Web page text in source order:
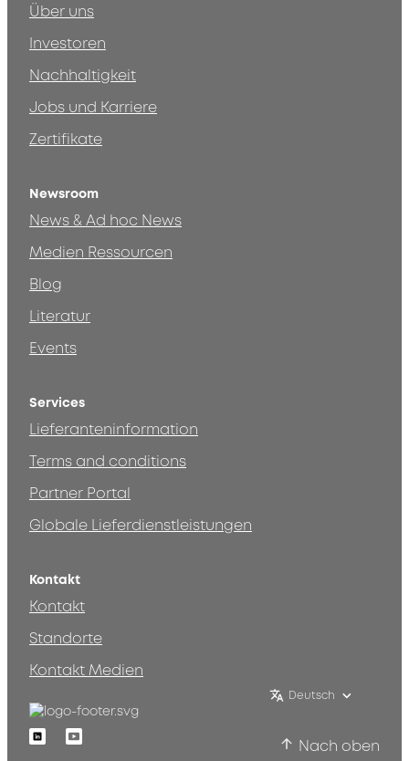
Über uns
Investoren
Nachhaltigkeit
Jobs und Karriere
Zertifikate
Newsroom
News & Ad hoc News
Medien Ressourcen
Blog
Literatur
Events
Services
Lieferanteninformation
Terms and conditions
Partner Portal
Globale Lieferdienstleistungen
Kontakt
Kontakt
Standorte
Kontakt Medien
Deutsch
LinkedinYoutube
Nach oben